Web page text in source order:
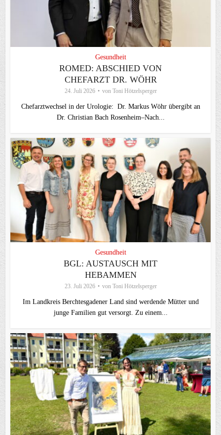
Gesundheit
ROMED: ABSCHIED VON
CHEFARZT DR. WÖHR
24. Juli 2026 von Toni Hötzelsperger
Chefarztwechsel in der Urologie: Dr. Markus Wöhr übergibt an
Dr. Christian Bach Rosenheim–Nach...
Gesundheit
BGL: AUSTAUSCH MIT
HEBAMMEN
23. Juli 2026 von Toni Hötzelsperger
Im Landkreis Berchtesgadener Land sind werdende Mütter und
junge Familien gut versorgt. Zu einem...